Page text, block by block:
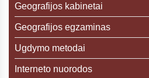
Geografijos kabinetai
Geografijos egzaminas
Ugdymo metodai
Interneto nuorodos